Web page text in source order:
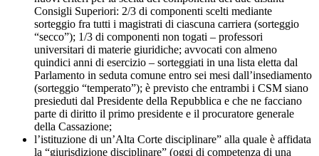
Consigli Superiori: 2/3 di componenti scelti mediante
sorteggio fra tutti i magistrati di ciascuna carriera (sorteggio
“secco”); 1/3 di componenti non togati – professori
universitari di materie giuridiche; avvocati con almeno
quindici anni di esercizio – sorteggiati in una lista eletta dal
Parlamento in seduta comune entro sei mesi dall’insediamento
(sorteggio “temperato”); è previsto che entrambi i CSM siano
presieduti dal Presidente della Repubblica e che ne facciano
parte di diritto il primo presidente e il procuratore generale
della Cassazione;
l’istituzione di un’Alta Corte disciplinare” alla quale è affidata
la “giurisdizione disciplinare” (oggi di competenza di una